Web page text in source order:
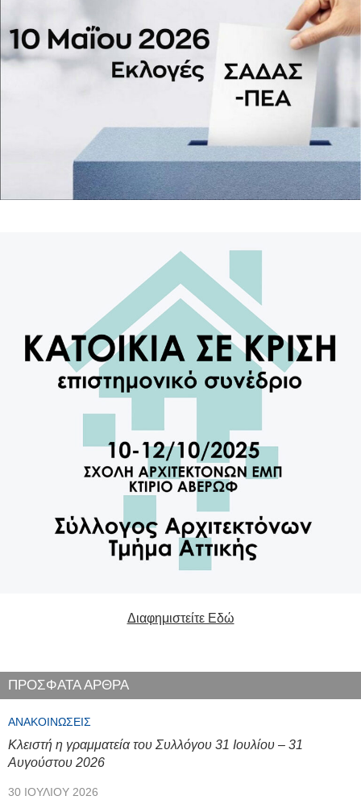
Διαφημιστείτε Εδώ
ΠΡΟΣΦΑΤΑ ΑΡΘΡΑ
ΑΝΑΚΟΙΝΏΣΕΙΣ
Κλειστή η γραμματεία του Συλλόγου 31 Ιουλίου – 31
Αυγούστου 2026
30 ΙΟΥΛΊΟΥ 2026